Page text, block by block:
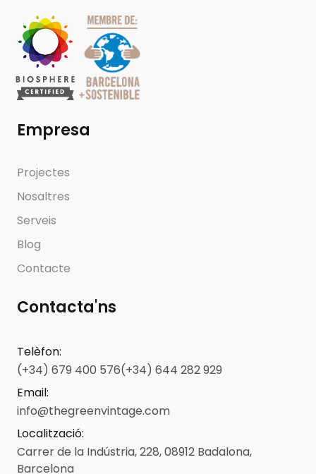
Empresa
Projectes
Nosaltres
Serveis
Blog
Contacte
Contacta'ns
Telèfon:
(+34) 679 400 576(+34) 644 282 929
Email:
info@thegreenvintage.com
Localització:
Carrer de la Indústria, 228, 08912 Badalona,
Barcelona